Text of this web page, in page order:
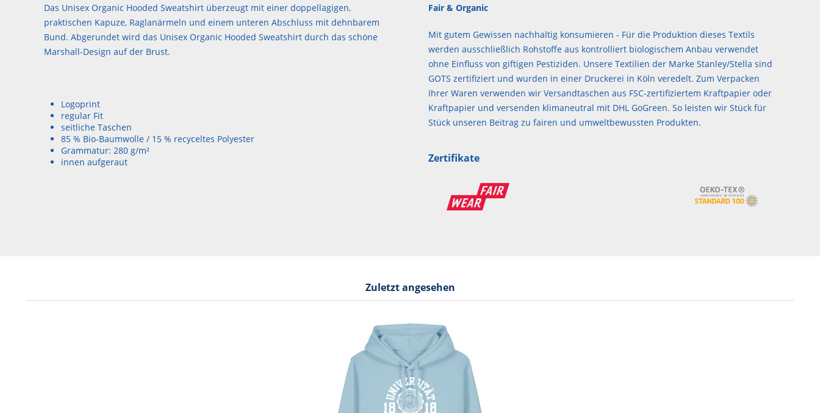
Das Unisex Organic Hooded Sweatshirt überzeugt mit einer doppellagigen,
praktischen Kapuze, Raglanärmeln und einem unteren Abschluss mit dehnbarem
Bund. Abgerundet wird das Unisex Organic Hooded Sweatshirt durch das schöne
Marshall-Design auf der Brust.
Logoprint
regular Fit
seitliche Taschen
85 % Bio-Baumwolle / 15 % recyceltes Polyester
Grammatur: 280 g/m²
innen aufgeraut
Fair & Organic
Mit gutem Gewissen nachhaltig konsumieren - Für die Produktion dieses Textils
werden ausschließlich Rohstoffe aus kontrolliert biologischem Anbau verwendet
ohne Einfluss von giftigen Pestiziden. Unsere Textilien der Marke Stanley/Stella sind
GOTS zertifiziert und wurden in einer Druckerei in Köln veredelt. Zum Verpacken
Ihrer Waren verwenden wir Versandtaschen aus FSC-zertifiziertem Kraftpapier oder
Kraftpapier und versenden klimaneutral mit DHL GoGreen. So leisten wir Stück für
Stück unseren Beitrag zu fairen und umweltbewussten Produkten.
Zertifikate
Zuletzt angesehen